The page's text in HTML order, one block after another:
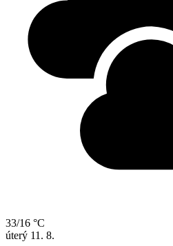
33/16 °C
úterý 11. 8.